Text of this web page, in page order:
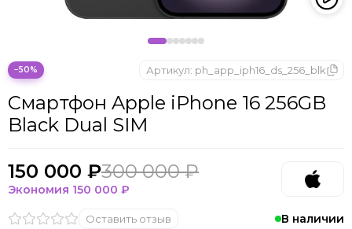
ONYX BOOX
Oukitel
Pico
POCO
Sony
−50%
В наличии
Смартфон Apple iPhone 16 256GB
Black Dual SIM
Артикул: ph_app_iph16_ds_256_blk
Оставить отзыв
150 000 ₽300 000 ₽
Экономия 150 000 ₽